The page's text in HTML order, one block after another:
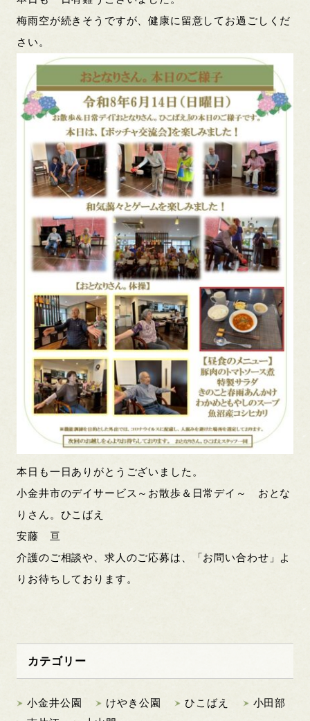
梅雨空が続きそうですが、健康に留意してお過ごしくだ
さい。
本日も一日ありがとうございました。
小金井市のデイサービス～お散歩＆日常デイ～ おとな
りさん。ひこばえ
安藤 亘
介護のご相談や、求人のご応募は、「お問い合わせ」よ
りお待ちしております。
カテゴリー
小金井公園 けやき公園 ひこばえ
小田部